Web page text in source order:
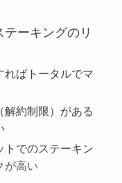
ーキングのリ
ばトータルでマ
約制限）がある
でのステーキン
が高い